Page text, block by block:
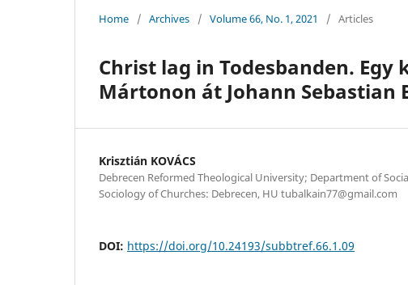
Home / Archives / Volume 66, No. 1, 2021 / Articles
Christ lag in Todesbanden.
Mártonon át Johann Sebastian
Krisztián KOVÁCS
Debrecen Reformed Theological University; Department of
Sociology of Churches: Debrecen, HU tubalkain77@gmail.com
DOI: https://doi.org/10.24193/subbtref.66.1.09